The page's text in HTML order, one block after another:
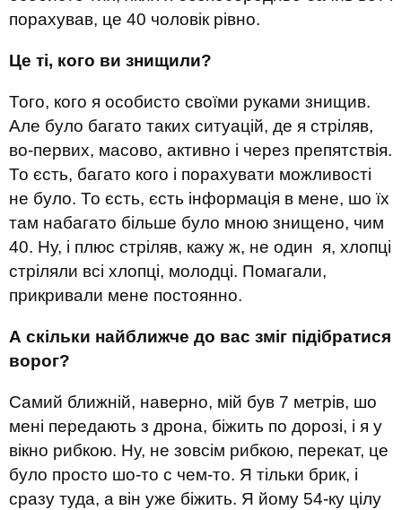
порахував, це 40 чоловік рівно.
Це ті, кого ви знищили?
Того, кого я особисто своїми руками знищив.
Але було багато таких ситуацій, де я стріляв,
во-первих, масово, активно і через препятствія.
То єсть, багато кого і порахувати можливості
не було. То єсть, єсть інформація в мене, шо їх
там набагато більше було мною знищено, чим
40. Ну, і плюс стріляв, кажу ж, не один я, хлопці
стріляли всі хлопці, молодці. Помагали,
прикривали мене постоянно.
А скільки найближче до вас зміг підібратися
ворог?
Самий ближній, наверно, мій був 7 метрів, шо
мені передають з дрона, біжить по дорозі, і я у
вікно рибкою. Ну, не зовсім рибкою, перекат, це
було просто шо-то с чем-то. Я тільки брик, і
сразу туда, а він уже біжить. Я йому 54-ку цілу